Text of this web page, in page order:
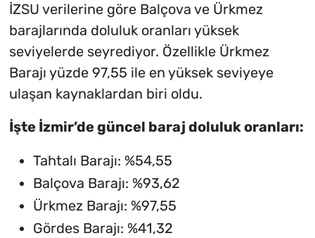
İZSU verilerine göre Balçova ve Ürkmez
barajlarında doluluk oranları yüksek
seviyelerde seyrediyor. Özellikle Ürkmez
Barajı yüzde 97,55 ile en yüksek seviyeye
ulaşan kaynaklardan biri oldu.
İşte İzmir’de güncel baraj doluluk oranları:
Tahtalı Barajı: %54,55
Balçova Barajı: %93,62
Ürkmez Barajı: %97,55
Gördes Barajı: %41,32